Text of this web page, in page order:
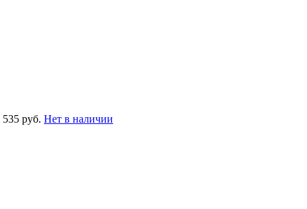
535 руб. Нет в наличии